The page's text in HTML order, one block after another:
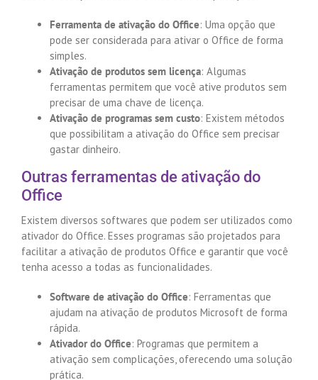
Ferramenta de ativação do Office: Uma opção que
pode ser considerada para ativar o Office de forma
simples.
Ativação de produtos sem licença: Algumas
ferramentas permitem que você ative produtos sem
precisar de uma chave de licença.
Ativação de programas sem custo: Existem métodos
que possibilitam a ativação do Office sem precisar
gastar dinheiro.
Outras ferramentas de ativação do
Office
Existem diversos softwares que podem ser utilizados como
ativador do Office. Esses programas são projetados para
facilitar a ativação de produtos Office e garantir que você
tenha acesso a todas as funcionalidades.
Software de ativação do Office: Ferramentas que
ajudam na ativação de produtos Microsoft de forma
rápida.
Ativador do Office: Programas que permitem a
ativação sem complicações, oferecendo uma solução
prática.